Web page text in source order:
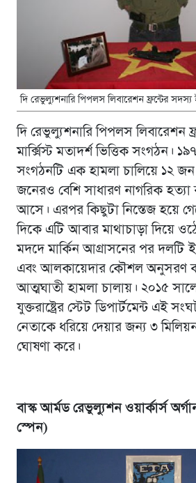
দি রেভুল্যুশনারি পিপলস লিবারেশন ফ্রন্টের সদস্য
দি রেভুল্যুশনারি পিপলস লিবারেশন
মার্ক্সিস্ট মতাদর্শ ভিত্তিক সংগঠন।
সংগঠনটি এক হামলা চালিয়ে ১২
জনেরও বেশি সাধারণ নাগরিক
আসে। এরপর কিছুটা নিস্তেজ হয়ে
দিকে এটি আবার মাথাচাড়া দিয়ে
মদদে মার্কিন আগ্রাসনের পর দলটি
এবং আলকায়েদার কৌশল অনুসরণ
আত্মঘাতী হামলা চালায়। ২০১৫
যুক্তরাষ্ট্রের স্টেট ডিপার্টমেন্ট এই
নেতাকে ধরিয়ে দেয়ার জন্য ৩
ঘোষণা করে।
বাস্ক আর্মড রেভুল্যুশন ওয়ার্কার্স
স্পেন)